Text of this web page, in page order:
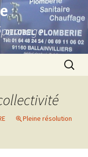
Pleine résolution